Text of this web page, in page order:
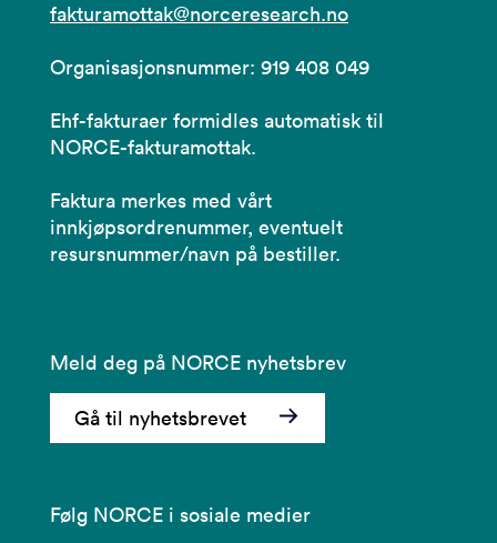
fakturamottak@norceresearch.no
Organisasjonsnummer: 919 408 049
Ehf-fakturaer formidles automatisk til
NORCE-fakturamottak.
Faktura merkes med vårt
innkjøpsordrenummer, eventuelt
resursnummer/navn på bestiller.
Meld deg på NORCE nyhetsbrev
Gå til nyhetsbrevet
Følg NORCE i sosiale medier